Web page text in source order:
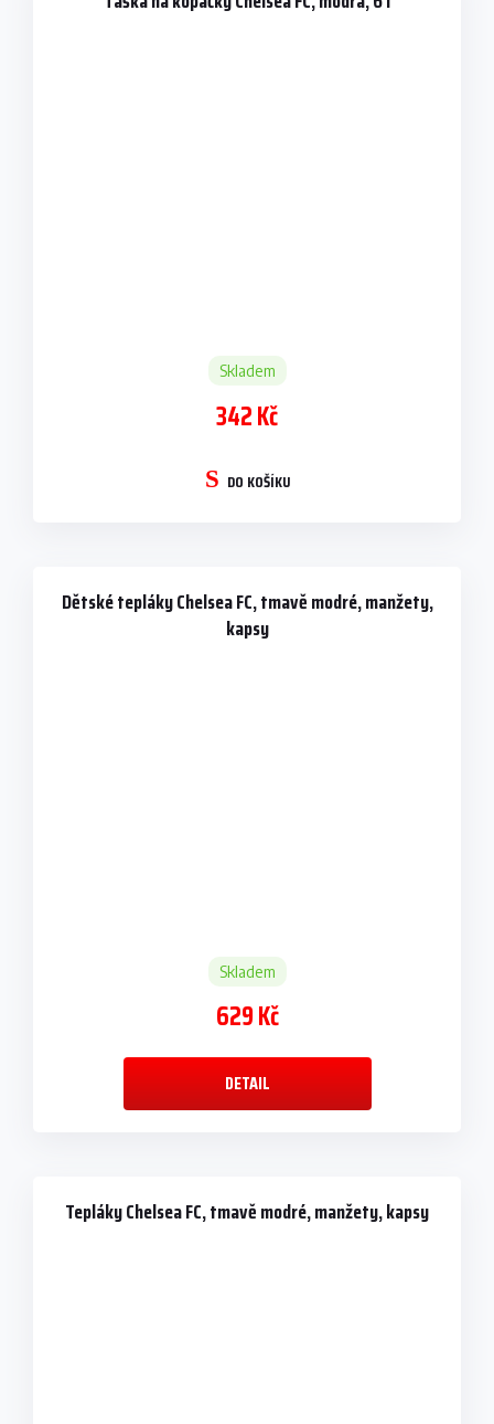
Skladem
342 Kč
DO KOŠÍKU
Dětské tepláky Chelsea FC, tmavě modré, manžety,
kapsy
Skladem
629 Kč
DETAIL
Tepláky Chelsea FC, tmavě modré, manžety, kapsy